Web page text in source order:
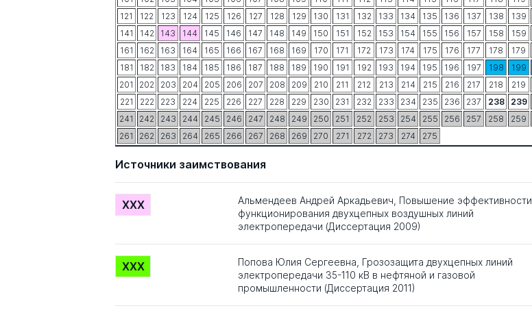
121
122 123 124 125 126 127 128 129 130 131 132 133 134 135 136 137 138 139
141
142 143 144 145 146 147 148 149 150 151 152 153 154 155 156 157 158 159
161
162 163 164 165 166 167 168 169 170 171 172 173 174 175 176 177 178 179
181
182 183 184 185 186 187 188 189 190 191 192 193 194 195 196 197 198 199
201
202 203 204 205 206 207 208 209 210 211 212 213 214 215 216 217 218 219
221
222 223 224 225 226 227 228 229 230 231 232 233 234 235 236 237 238 239
241
242 243 244 245 246 247 248 249 250 251 252 253 254 255 256 257 258 259
261
262 263 264 265 266 267 268 269 270 271 272 273 274 275
Источники заимствования
XXX
Альмендеев Андрей Аркадьевич, Повышение эффективности
функционирования двухцепных воздушных линий
электропередачи (Диссертация 2009)
XXX
Попова Юлия Сергеевна, Грозозащита двухцепных линий
электропередачи 35-110 кВ в нефтяной и газовой
промышленности (Диссертация 2011)